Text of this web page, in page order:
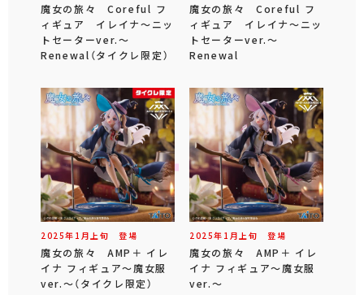
魔女の旅々 Coreful フ
ィギュア イレイナ～ニッ
トセーターver.～
Renewal（タイクレ限定）
魔女の旅々 Coreful フ
ィギュア イレイナ～ニッ
トセーターver.～
Renewal
2025年 1 月 上旬 登場
魔女の旅々 AMP＋ イレ
イナ フィギュア～魔女服
ver.～（タイクレ限定）
2025年 1 月 上旬 登場
魔女の旅々 AMP＋ イレ
イナ フィギュア～魔女服
ver.～